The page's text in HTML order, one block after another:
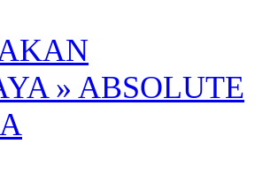
» ABSOLUTE